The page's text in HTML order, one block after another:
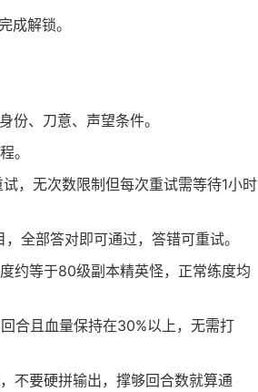
解锁。
、刀意、声望条件。
。
，无次数限制但每次重试需等待1小时
部答对即可通过，答错可重试。
等于80级副本精英怪，正常练度均
合且血量保持在30%以上，无需打
要硬拼输出，撑够回合数就算通